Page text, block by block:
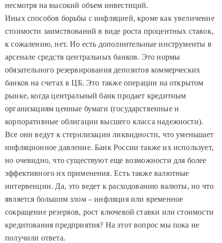
несмотря на высокий объем инвестиций.
Иных способов борьбы с инфляцией, кроме как увеличение
стоимости заимствований в виде роста процентных ставок,
к сожалению, нет. Но есть дополнительные инструменты в
арсенале средств центральных банков. Это нормы
обязательного резервирования депозитов коммерческих
банков на счетах в ЦБ. Это также операции на открытом
рынке, когда центральный банк продает кредитным
организациям ценные бумаги (государственные и
корпоративные облигации высшего класса надежности).
Все они ведут к стерилизации ликвидности, что уменьшает
инфляционное давление. Банк России также их использует,
но очевидно, что существуют еще возможности для более
эффективного их применения. Есть также валютные
интервенции. Да, это ведет к расходованию валюты, но что
является большим злом – инфляция или временное
сокращение резервов, рост ключевой ставки или стоимости
кредитования предприятия? На этот вопрос мы пока не
получили ответа.